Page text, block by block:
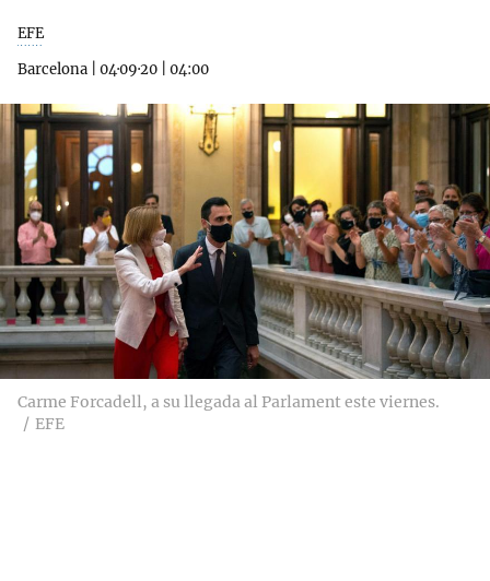
EFE
Barcelona
04·09·20 04:00
Carme Forcadell, a su llegada al Parlament este viernes.
EFE